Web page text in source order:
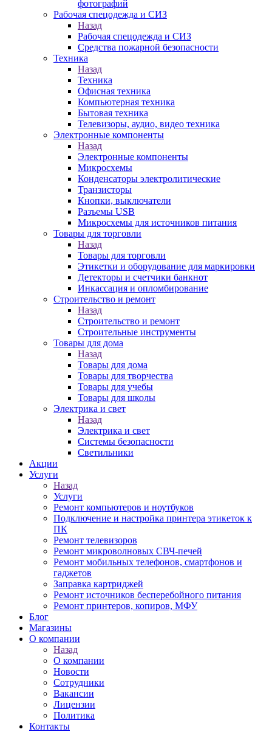
фотографий
Рабочая спецодежда и СИЗ
Назад
Рабочая спецодежда и СИЗ
Средства пожарной безопасности
Техника
Назад
Техника
Офисная техника
Компьютерная техника
Бытовая техника
Телевизоры, аудио, видео техника
Электронные компоненты
Назад
Электронные компоненты
Микросхемы
Конденсаторы электролитические
Транзисторы
Кнопки, выключатели
Разъемы USB
Микросхемы для источников питания
Товары для торговли
Назад
Товары для торговли
Этикетки и оборудование для маркировки
Детекторы и счетчики банкнот
Инкассация и опломбирование
Строительство и ремонт
Назад
Строительство и ремонт
Строительные инструменты
Товары для дома
Назад
Товары для дома
Товары для творчества
Товары для учебы
Товары для школы
Электрика и свет
Назад
Электрика и свет
Системы безопасности
Светильники
Акции
Услуги
Назад
Услуги
Ремонт компьютеров и ноутбуков
Подключение и настройка принтера этикеток к
ПК
Ремонт телевизоров
Ремонт микроволновых СВЧ-печей
Ремонт мобильных телефонов, смартфонов и
гаджетов
Заправка картриджей
Ремонт источников бесперебойного питания
Ремонт принтеров, копиров, МФУ
Блог
Магазины
О компании
Назад
О компании
Новости
Сотрудники
Вакансии
Лицензии
Политика
Контакты